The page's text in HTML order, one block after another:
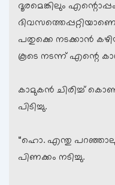
ദൂരമെങ്കിലും
പതുക്കെ നടക്കാന്‍
കൂടെ നടന്ന് എന്റെ കാല്
കാമുകന്‍ ചിരിച്ച്
പിടിച്ചു.
“ഹൊ. എന്തു
പിണക്കം നടിച്ചു.